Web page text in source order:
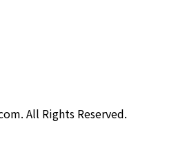
All Rights Reserved.